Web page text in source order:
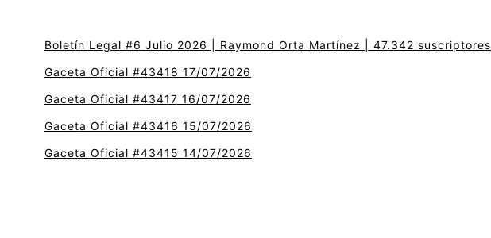
Boletín Legal #6 Julio 2026 | Raymond Orta Martínez | 47.342 suscriptores
Gaceta Oficial #43418 17/07/2026
Gaceta Oficial #43417 16/07/2026
Gaceta Oficial #43416 15/07/2026
Gaceta Oficial #43415 14/07/2026